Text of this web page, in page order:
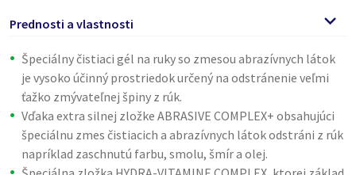
Prednosti a vlastnosti
Špeciálny čistiaci gél na ruky so zmesou abrazívnych látok
je vysoko účinný prostriedok určený na odstránenie veľmi
ťažko zmývateľnej špiny z rúk.
Vďaka extra silnej zložke ABRASIVE COMPLEX+ obsahujúci
špeciálnu zmes čistiacich a abrazívnych látok odstráni z rúk
napríklad zaschnutú farbu, smolu, šmír a olej.